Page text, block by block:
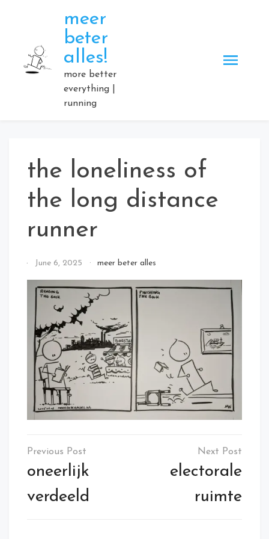
meer
beter
alles!
more better
everything |
running
the loneliness of
the long distance
runner
ByJune 6, 2025 meer beter alles
Post
navigation
oneerlijk
verdeeld
electorale
ruimte